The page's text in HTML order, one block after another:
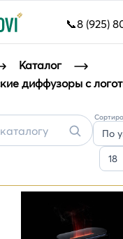
📞8 (925)
Каталог
диффузоры с
диффузоры с
По
18